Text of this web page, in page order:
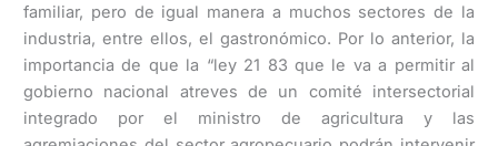
familiar, pero de igual manera a muchos sectores de la
industria, entre ellos, el gastronómico. Por lo anterior, la
importancia de que la “ley 21 83 que le va a permitir al
gobierno nacional atreves de un comité intersectorial
integrado por el ministro de agricultura y las